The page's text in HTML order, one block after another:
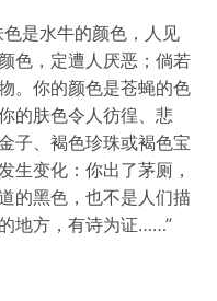
是水牛的颜色，人见
色，定遭人厌恶；倘若
。你的颜色是苍蝇的色
的肤色令人彷徨、悲
子、褐色珍珠或褐色宝
生变化：你出了茅厕，
的黑色，也不是人们描
地方，有诗为证……”